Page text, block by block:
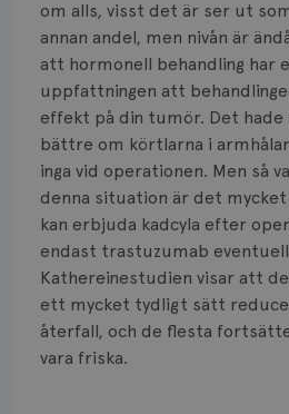
om alls, visst det är ser ut
annan andel, men nivån är
att hormonell behandling har
uppfattningen att
effekt på din tumör. Det hade
bättre om körtlarna i
inga vid operationen. Men så
denna situation är det
kan erbjuda kadcyla efter
endast trastuzumab
Kathereinestudien visar att
ett mycket tydligt sätt
återfall, och de flesta
vara friska.